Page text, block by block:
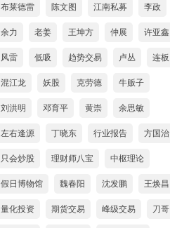
布莱德雷 陈文图 江南私募 李政
余力 老姜 王坤方 仲展 许亚鑫
风雷 低吸 趋势交易 卢丛 连板
混江龙 妖股 克劳德 牛贩子
刘洪明 邓育平 黄崇 余思敏
左右逢源 丁晓东 行业报告 方国治
只会炒股 理财师八宝 中枢理论
假日博物馆 魏春阳 沈发鹏 王焕昌
量化投资 期货交易 峰级交易 刀哥